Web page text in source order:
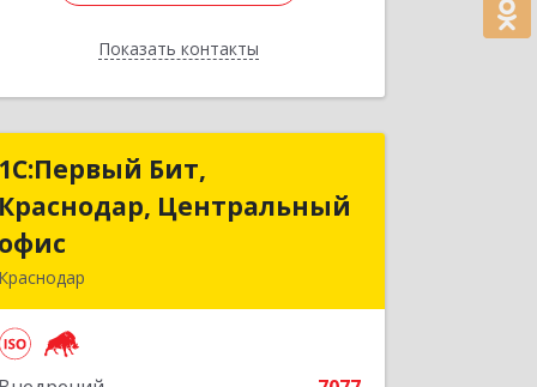
Показать контакты
Назад
1С:Первый Бит,
Краснодар, Центральный
офис
Краснодар
1С:Первый Бит,
Краснодар, Центральный
Краснодар г, Монтажников ул, дом №